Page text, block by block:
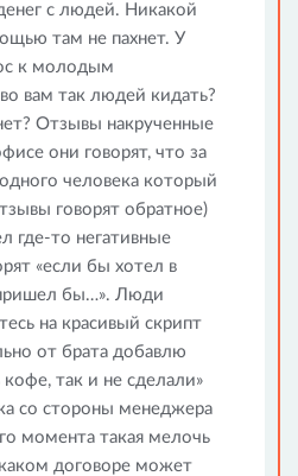
с людей. Никакой
там не пахнет. У
к молодым
вам так людей кидать?
Отзывы накрученные
они говорят, что за
человека который
говорят обратное)
где-то негативные
«если бы хотел в
бы…». Люди
на красивый скрипт
от брата добавлю
так и не сделали»
со стороны менеджера
момента такая мелочь
договоре может